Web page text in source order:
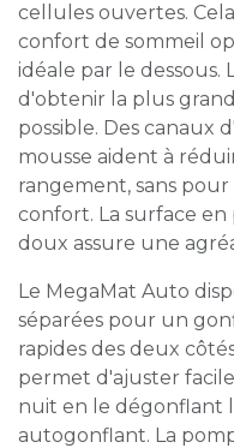
cellules ouvertes.
confort de sommeil
idéale par le
d'obtenir la plus
possible. Des canaux
mousse aident à
rangement, sans
confort. La surface
doux assure une
Le MegaMat Auto
séparées pour un
rapides des deux
permet d'ajuster
nuit en le dégonflant
autogonflant. La